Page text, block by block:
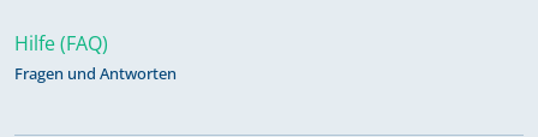
Hilfe (FAQ)
Fragen und Antworten